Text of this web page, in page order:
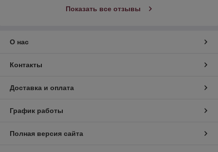
Показать все отзывы
О нас
Контакты
Доставка и оплата
График работы
Полная версия сайта